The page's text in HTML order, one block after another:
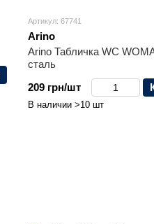
Артикул: 67741
Arino
Arino Табличка WC
сталь
209 грн/шт
В наличии >10 шт